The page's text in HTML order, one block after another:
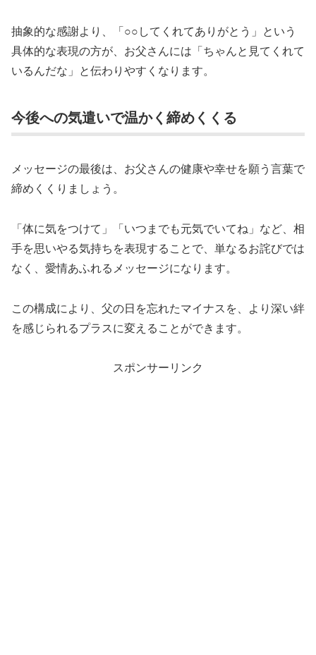
抽象的な感謝より、「○○してくれてありがとう」という
具体的な表現の方が、お父さんには「ちゃんと見てくれて
いるんだな」と伝わりやすくなります。
今後への気遣いで温かく締めくくる
メッセージの最後は、お父さんの健康や幸せを願う言葉で
締めくくりましょう。
「体に気をつけて」「いつまでも元気でいてね」など、相
手を思いやる気持ちを表現することで、単なるお詫びでは
なく、愛情あふれるメッセージになります。
この構成により、父の日を忘れたマイナスを、より深い絆
を感じられるプラスに変えることができます。
スポンサーリンク